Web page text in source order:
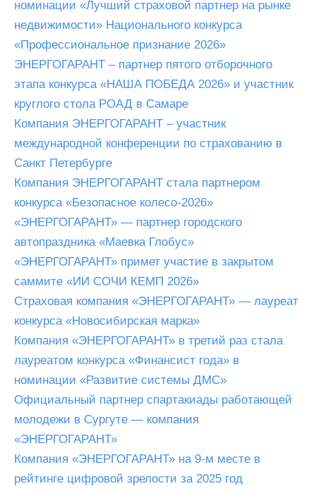
номинации «Лучший страховой партнер на рынке
недвижимости» Национального конкурса
«Профессиональное признание 2026»
ЭНЕРГОГАРАНТ – партнер пятого отборочного
этапа конкурса «НАША ПОБЕДА 2026» и участник
круглого стола РОАД в Самаре
Компания ЭНЕРГОГАРАНТ – участник
международной конференции по страхованию в
Санкт Петербурге
Компания ЭНЕРГОГАРАНТ стала партнером
конкурса «Безопасное колесо-2026»
«ЭНЕРГОГАРАНТ» — партнер городского
автопраздника «Маевка Глобус»
«ЭНЕРГОГАРАНТ» примет участие в закрытом
саммите «ИИ СОЧИ КЕМП 2026»
Страховая компания «ЭНЕРГОГАРАНТ» — лауреат
конкурса «Новосибирская марка»
Компания «ЭНЕРГОГАРАНТ» в третий раз стала
лауреатом конкурса «Финансист года» в
номинации «Развитие системы ДМС»
Официальный партнер спартакиады работающей
молодежи в Сургуте — компания
«ЭНЕРГОГАРАНТ»
Компания «ЭНЕРГОГАРАНТ» на 9-м месте в
рейтинге цифровой зрелости за 2025 год